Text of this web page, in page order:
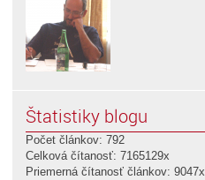
Štatistiky blogu
Počet článkov: 792
Celková čítanosť: 7165129x
Priemerná čítanosť článkov: 9047x